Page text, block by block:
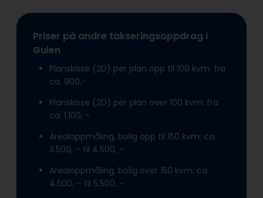
Priser på andre takseringsoppdrag i
Gulen
Planskisse (2D) per plan opp til 100 kvm: fra
ca. 900,-
Planskisse (2D) per plan over 100 kvm: fra
ca. 1.100, –
Arealoppmåling, bolig opp til 150 kvm: ca.
3.500, – til 4.500, –
Arealoppmåling, bolig over 150 kvm: ca.
4.500, – til 5.500, –